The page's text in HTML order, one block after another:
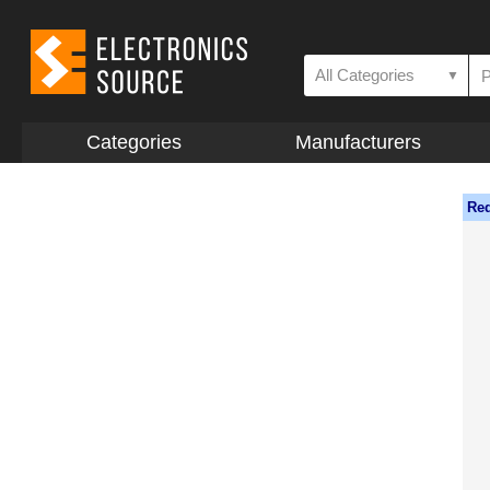
All Categories ▼
Categories Manufacturers